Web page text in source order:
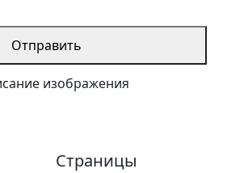
Отправить
Страницы